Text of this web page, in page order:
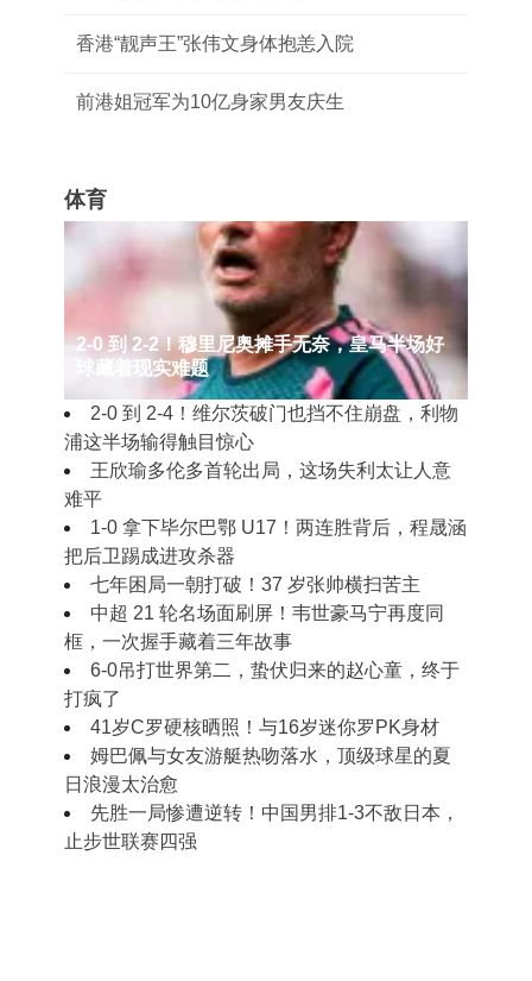
香港“靓声王”张伟文身体抱恙入院
前港姐冠军为10亿身家男友庆生
体育
2‑0 到 2‑2！穆里尼奥摊手无奈，皇马半场好
球藏着现实难题
2‑0 到 2‑4！维尔茨破门也挡不住崩盘，利物
浦这半场输得触目惊心
王欣瑜多伦多首轮出局，这场失利太让人意
难平
1‑0 拿下毕尔巴鄂 U17！两连胜背后，程晟涵
把后卫踢成进攻杀器
七年困局一朝打破！37 岁张帅横扫苦主
中超 21 轮名场面刷屏！韦世豪马宁再度同
框，一次握手藏着三年故事
6-0吊打世界第二，蛰伏归来的赵心童，终于
打疯了
41岁C罗硬核晒照！与16岁迷你罗PK身材
姆巴佩与女友游艇热吻落水，顶级球星的夏
日浪漫太治愈
先胜一局惨遭逆转！中国男排1-3不敌日本，
止步世联赛四强